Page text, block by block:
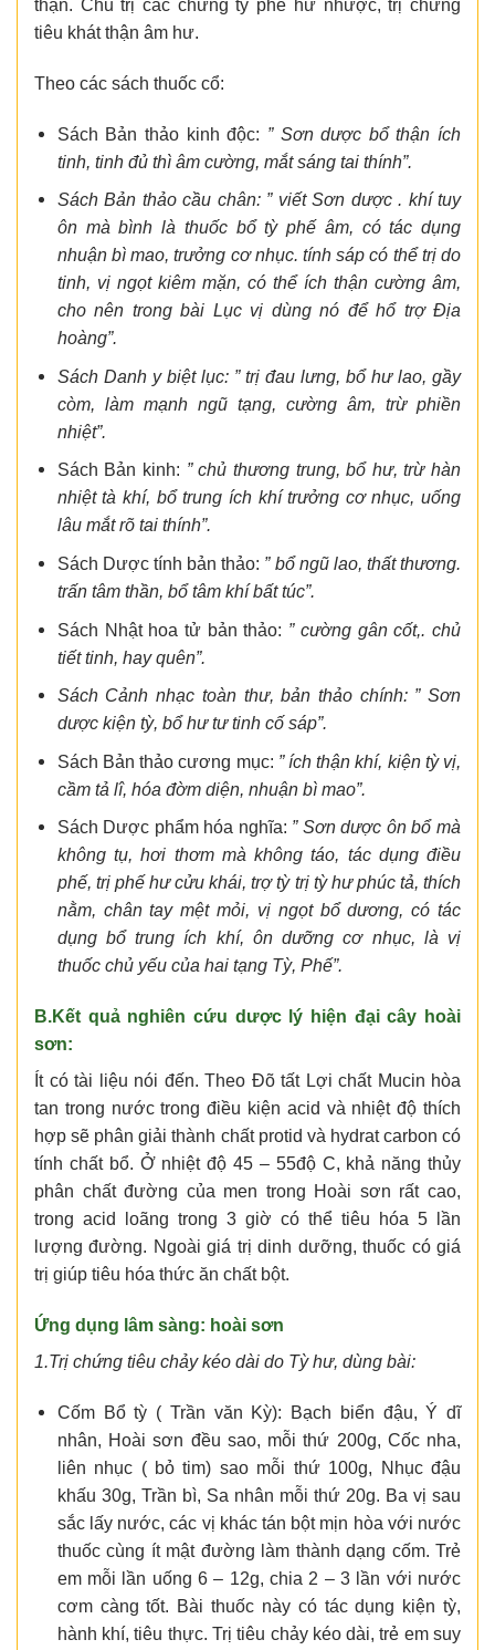
thận. Chủ trị các chứng tỳ phế hư nhược, trị chứng
tiêu khát thận âm hư.
Theo các sách thuốc cổ:
Sách Bản thảo kinh độc: ” Sơn dược bổ thận ích
tinh, tinh đủ thì âm cường, mắt sáng tai thính”.
Sách Bản thảo cầu chân: ” viết Sơn dược . khí tuy
ôn mà bình là thuốc bổ tỳ phế âm, có tác dụng
nhuận bì mao, trưởng cơ nhục. tính sáp có thể trị do
tinh, vị ngọt kiêm mặn, có thể ích thận cường âm,
cho nên trong bài Lục vị dùng nó để hổ trợ Địa
hoàng”.
Sách Danh y biệt lục: ” trị đau lưng, bổ hư lao, gầy
còm, làm mạnh ngũ tạng, cường âm, trừ phiền
nhiệt”.
Sách Bản kinh: ” chủ thương trung, bổ hư, trừ hàn
nhiệt tà khí, bổ trung ích khí trưởng cơ nhục, uống
lâu mắt rõ tai thính”.
Sách Dược tính bản thảo: ” bổ ngũ lao, thất thương.
trấn tâm thần, bổ tâm khí bất túc”.
Sách Nhật hoa tử bản thảo: ” cường gân cốt,. chủ
tiết tinh, hay quên”.
Sách Cảnh nhạc toàn thư, bản thảo chính: ” Sơn
dược kiện tỳ, bổ hư tư tinh cố sáp”.
Sách Bản thảo cương mục: ” ích thận khí, kiện tỳ vị,
cầm tả lî, hóa đờm diện, nhuận bì mao”.
Sách Dược phẩm hóa nghĩa: ” Sơn dược ôn bổ mà
không tụ, hơi thơm mà không táo, tác dụng điều
phế, trị phế hư cửu khái, trợ tỳ trị tỳ hư phúc tả, thích
nằm, chân tay mệt mỏi, vị ngọt bổ dương, có tác
dụng bổ trung ích khí, ôn dưỡng cơ nhục, là vị
thuốc chủ yếu của hai tạng Tỳ, Phế”.
B.Kết quả nghiên cứu dược lý hiện đại cây hoài
sơn:
Ít có tài liệu nói đến. Theo Đõ tất Lợi chất Mucin hòa
tan trong nước trong điều kiện acid và nhiệt độ thích
hợp sẽ phân giải thành chất protid và hydrat carbon có
tính chất bổ. Ở nhiệt độ 45 – 55độ C, khả năng thủy
phân chất đường của men trong Hoài sơn rất cao,
trong acid loãng trong 3 giờ có thể tiêu hóa 5 lần
lượng đường. Ngoài giá trị dinh dưỡng, thuốc có giá
trị giúp tiêu hóa thức ăn chất bột.
Ứng dụng lâm sàng: hoài sơn
1.Trị chứng tiêu chảy kéo dài do Tỳ hư, dùng bài:
Cốm Bổ tỳ ( Trần văn Kỳ): Bạch biển đậu, Ý dĩ
nhân, Hoài sơn đều sao, mỗi thứ 200g, Cốc nha,
liên nhục ( bỏ tim) sao mỗi thứ 100g, Nhục đậu
khấu 30g, Trần bì, Sa nhân mỗi thứ 20g. Ba vị sau
sắc lấy nước, các vị khác tán bột mịn hòa với nước
thuốc cùng ít mật đường làm thành dạng cốm. Trẻ
em mỗi lần uống 6 – 12g, chia 2 – 3 lần với nước
cơm càng tốt. Bài thuốc này có tác dụng kiện tỳ,
hành khí, tiêu thực. Trị tiêu chảy kéo dài, trẻ em suy